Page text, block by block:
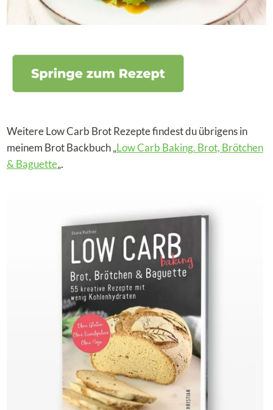
Weitere Low Carb Brot Rezepte findest du übrigens in
meinem Brot Backbuch „Low Carb Baking. Brot, Brötchen
& Baguette„.